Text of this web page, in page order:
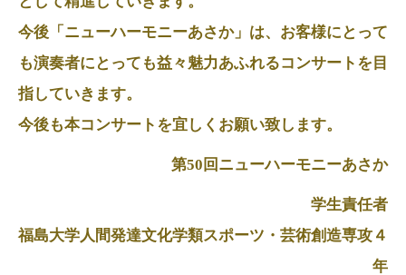
今後「ニューハーモニーあさか」は、お客様にとって
も演奏者にとっても益々魅力あふれるコンサートを目
指していきます。
今後も本コンサートを宜しくお願い致します。
第50回ニューハーモニーあさか
学生責任者
福島大学人間発達文化学類スポーツ・芸術創造専攻４
年